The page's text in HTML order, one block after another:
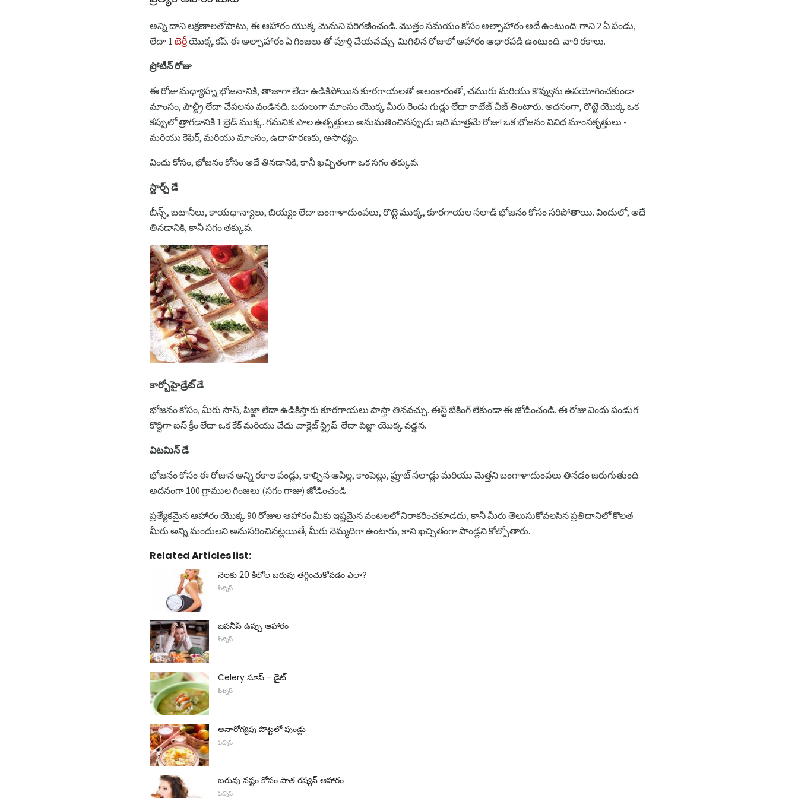
అన్ని దాని లక్షణాలతోపాటు, ఈ ఆహారం యొక్క మెనుని పరిగణించండి. మొత్తం సమయం కోసం అల్పాహారం అదే ఉంటుంది: గాని 2 ఏ పండు,
లేదా 1 బెర్రీయొక్క కప్. ఈ అల్పాహారం ఏ గింజలు తో పూర్తి చేయవచ్చు. మిగిలిన రోజులో ఆహారం ఆధారపడి ఉంటుంది. వారి రకాలు.
ప్రోటీన్ రోజు
ఈ రోజు మధ్యాహ్న భోజనానికి, తాజాగా లేదా ఉడికిపోయిన కూరగాయలతో అలంకారంతో, చమురు మరియు కొవ్వును ఉపయోగించకుండా
మాంసం, పౌల్ట్రీ లేదా చేపలను వండినది. బదులుగా మాంసం యొక్క మీరు రెండు గుడ్లు లేదా కాటేజ్ చీజ్ తింటారు. అదనంగా, రొట్టె యొక్క ఒక
కప్పులో త్రాగడానికి 1 బ్రెడ్ ముక్క. గమనిక: పాల ఉత్పత్తులు అనుమతించినప్పుడు ఇది మాత్రమే రోజు! ఒక భోజనం వివిధ మాంసకృత్తులు -
మరియు కెఫిర్, మరియు మాంసం, ఉదాహరణకు, అసాధ్యం.
విందు కోసం, భోజనం కోసం అదే తినడానికి, కానీ ఖచ్చితంగా ఒక సగం తక్కువ.
స్టార్చ్ డే
బీన్స్, బటానీలు, కాయధాన్యాలు, బియ్యం లేదా బంగాళాదుంపలు, రొట్టె ముక్క, కూరగాయల సలాడ్ భోజనం కోసం సరిపోతాయి. విందులో, అదే
తినడానికి, కానీ సగం తక్కువ.
కార్బోహైడ్రేట్ డే
భోజనం కోసం, మీరు సాస్, పిజ్జా లేదా ఉడికిస్తారు కూరగాయలు పాస్తా తినవచ్చు. ఈస్ట్ బేకింగ్ లేకుండా ఈ జోడించండి. ఈ రోజు విందు పండుగ:
కొద్దిగా ఐస్ క్రీం లేదా ఒక కేక్ మరియు చేదు చాక్లెట్ స్ట్రిప్. లేదా పిజ్జా యొక్క వడ్డన.
విటమిన్ డే
భోజనం కోసం ఈ రోజున అన్ని రకాల పండ్లు, కాల్చిన ఆపిల్ల, కాంపెట్లు, ఫ్రూట్ సలాడ్లు మరియు మెత్తని బంగాళాదుంపలు తినడం జరుగుతుంది.
అదనంగా 100 గ్రాముల గింజలు (సగం గాజు) జోడించండి.
ప్రత్యేకమైన ఆహారం యొక్క 90 రోజుల ఆహారం మీకు ఇష్టమైన వంటలలో నిరాకరించకూడదు, కానీ మీరు తెలుసుకోవలసిన ప్రతిదానిలో కొలత.
మీరు అన్ని మందులని అనుసరించినట్లయితే, మీరు నెమ్మదిగా ఉంటారు, కాని ఖచ్చితంగా పౌండ్లని కోల్పోతారు.
Related Articles list:
నెలకు 20 కిలోల బరువు తగ్గించుకోవడం ఎలా?
ఫిట్నెస్
జపనీస్ ఉప్పు ఆహారం
ఫిట్నెస్
Celery సూప్ - డైట్
ఫిట్నెస్
అనారోగ్యపు పొట్టలో పుండ్లు
ఫిట్నెస్
బరువు నష్టం కోసం పాత రష్యన్ ఆహారం
ఫిట్నెస్